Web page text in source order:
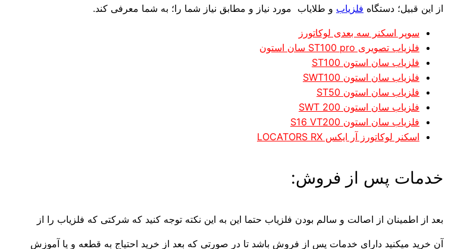
از این قبیل؛ دستگاه فلزیاب و طلایاب مورد نیاز و مطابق نیاز شما را؛ به شما معرفی کند.
سوپر اسکنر سه بعدی لوکاتورز
فلزیاب تصویری ST100 pro سان استون
فلزیاب سان استون ST100
فلزیاب سان استون SWT100
فلزیاب سان استون ST50
فلزیاب سان استون SWT 200
فلزیاب سان استون S16 VT200
اسکنر لوکاتورز آر ایکس LOCATORS RX
خدمات پس از فروش:
بعد از اطمینان از اصالت و سالم بودن فلزیاب حتما این به این نکته توجه کنید که شرکتی که فلزیاب را از
آن خرید میکنید دارای خدمات پس از فروش باشد تا در صورتی که بعد از خرید احتیاج به قطعه و یا آموزش